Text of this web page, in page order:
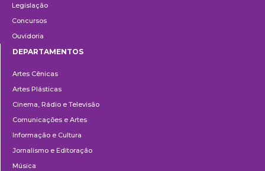
Legislação
Concursos
Ouvidoria
DEPARTAMENTOS
Artes Cênicas
Artes Plásticas
Cinema, Rádio e Televisão
Comunicações e Artes
Informação e Cultura
Jornalismo e Editoração
Música